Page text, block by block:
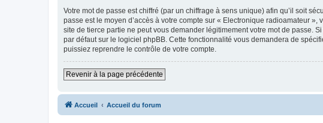
Votre mot de passe est chiffré (par un chiffrage à sens unique) afin qu’il soit
passe est le moyen d’accès à votre compte sur « Electronique radioamateur
site de tierce partie ne peut vous demander légitimement votre mot de passe.
par défaut sur le logiciel phpBB. Cette fonctionnalité vous demandera de
puissiez reprendre le contrôle de votre compte.
Revenir à la page précédente
Accueil Accueil du forum